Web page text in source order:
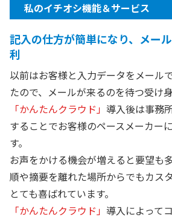
私のイチオシ機能＆サービス
記入の仕方が簡単になり、メー
利
以前はお客様と入力データをメール
たので、メールが来るのを待つ受け
「かんたんクラウド」 導入後は事務
することでお客様のペースメーカー
す。
お声をかける機会が増えると要望も
順や摘要を離れた場所からでもカス
とても喜ばれています。
「かんたんクラウド」 導入によって